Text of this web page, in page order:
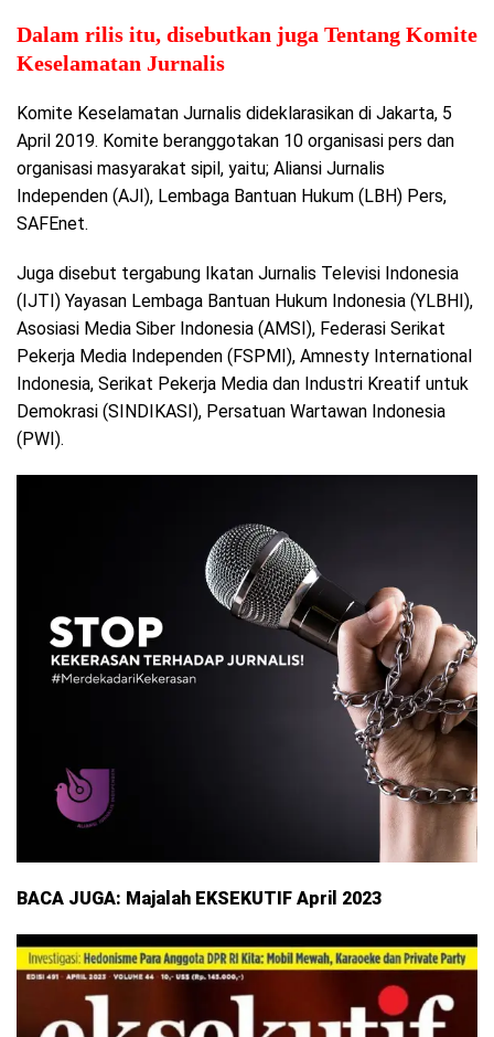
Dalam rilis itu, disebutkan juga Tentang Komite
Keselamatan Jurnalis
Komite Keselamatan Jurnalis dideklarasikan di Jakarta, 5
April 2019. Komite beranggotakan 10 organisasi pers dan
organisasi masyarakat sipil, yaitu; Aliansi Jurnalis
Independen (AJI), Lembaga Bantuan Hukum (LBH) Pers,
SAFEnet.
Juga disebut tergabung Ikatan Jurnalis Televisi Indonesia
(IJTI) Yayasan Lembaga Bantuan Hukum Indonesia (YLBHI),
Asosiasi Media Siber Indonesia (AMSI), Federasi Serikat
Pekerja Media Independen (FSPMI), Amnesty International
Indonesia, Serikat Pekerja Media dan Industri Kreatif untuk
Demokrasi (SINDIKASI), Persatuan Wartawan Indonesia
(PWI).
BACA JUGA: Majalah EKSEKUTIF April 2023